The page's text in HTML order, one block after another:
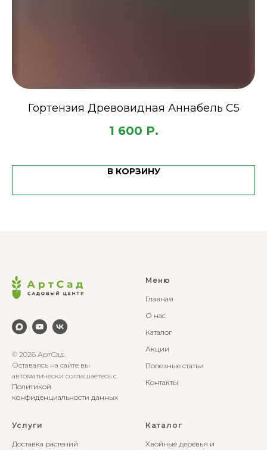
Гортензия Древовидная Аннабель С5
1 600 Р.
В КОРЗИНУ
© 2026 АртСад
Оставаясь на сайте вы
автоматически соглашаетесь с
Политикой
конфиденциальности данных
Меню
Главная
О нас
Каталог
Акции
Полезные статьи
Контакты
Услуги
Доставка растений
Каталог
Хвойные деревья и